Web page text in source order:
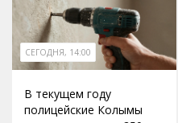
СЕГОДНЯ, 14:00
В текущем году
полицейские Колымы